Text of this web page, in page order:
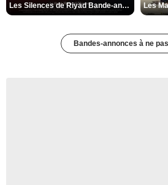
Les Silences de Riyad Bande-annonce VO STFR
Bandes-annonces à ne